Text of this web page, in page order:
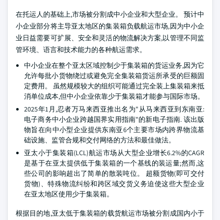
在托运人的基础上,市场被分割成中小企业和大型企业。 预计中
小企业部分将主导亚太地区的集装箱负载航运市场,因为中小企
业日益需要可扩展、安全和灵活的物流解决方案,以管理不同监
管环境、语言和技术能力的各种航运需求。
中小企业在整个亚太区域控制少于集装箱的货运业务,因为它
允许每批小货物绕过或避免完全集装箱货运所承受的巨额固
定费用。 虽然规模较大的组织可能通过完全装上集装箱来抵
消单位成本,但中小企业依靠少于集装箱才能参与国际市场。
2025年1月,忍者万马来西亚推出名为"从马来西亚到东南亚:
电子商务中小企业跨越国界实用指南"的新电子指南. 该出版
物旨在向中小型企业提供东南亚6个主要市场内跨界物流基
础设施、监管合规和交付网络的方法和最佳做法。
亚太小于集装箱(LCL)航运市场从大型企业增长6.2%的CAGR
是基于在亚太提供低于集装箱的一个基线的装运量;然而,这
些公司的影响超出了简单的散装吨位。 超额货物(即可交付
货物)、特殊物流纠纷和跨区域交货义务迫使这些大型企业
在亚太地区使用少于集装箱。
根据目的地,亚太低于集装箱的载货航运市场被分割成国内小于